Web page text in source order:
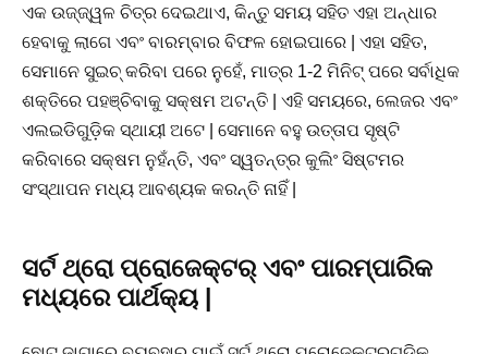
ଏକ ଉଜ୍ଜ୍ୱଳ ଚିତ୍ର ଦେଇଥାଏ, କିନ୍ତୁ ସମୟ ସହିତ ଏହା ଅନ୍ଧାର
ହେବାକୁ ଲାଗେ ଏବଂ ବାରମ୍ବାର ବିଫଳ ହୋଇପାରେ | ଏହା ସହିତ,
ସେମାନେ ସୁଇଚ୍ କରିବା ପରେ ନୁହେଁ, ମାତ୍ର 1-2 ମିନିଟ୍ ପରେ ସର୍ବାଧିକ
ଶକ୍ତିରେ ପହଞ୍ଚିବାକୁ ସକ୍ଷମ ଅଟନ୍ତି | ଏହି ସମୟରେ, ଲେଜର ଏବଂ
ଏଲଇଡିଗୁଡ଼ିକ ସ୍ଥାୟୀ ଅଟେ | ସେମାନେ ବହୁ ଉତ୍ତାପ ସୃଷ୍ଟି
କରିବାରେ ସକ୍ଷମ ନୁହଁନ୍ତି, ଏବଂ ସ୍ୱତନ୍ତ୍ର କୁଲିଂ ସିଷ୍ଟମର
ସଂସ୍ଥାପନ ମଧ୍ୟ ଆବଶ୍ୟକ କରନ୍ତି ନାହିଁ |
ସର୍ଟ ଥ୍ରୋ ପ୍ରୋଜେକ୍ଟର୍ ଏବଂ ପାରମ୍ପାରିକ
ମଧ୍ୟରେ ପାର୍ଥକ୍ୟ |